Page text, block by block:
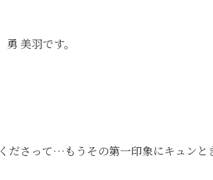
美羽です。
さって…もうその第一印象にキュンと